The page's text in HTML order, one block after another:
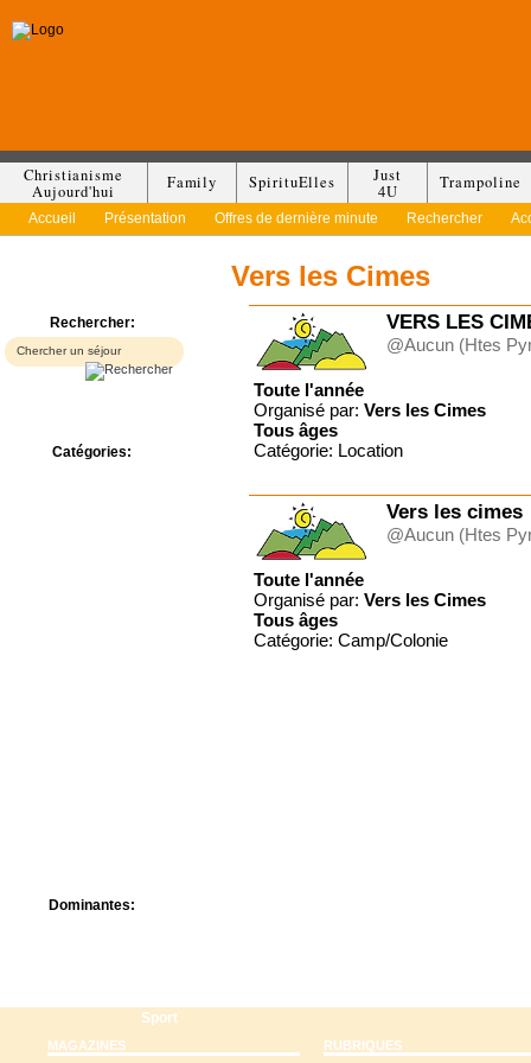
Christianisme
Aujourd'hui
Family SpirituElles
Just
4U
Trampoline
Accueil Présentation Offres de dernière minute Rechercher
Rechercher:
Catégories:
Dominantes:
Sport
Vers les Cimes
VERS LES
@Aucun (Htes
Toute l'année
Organisé par: Vers les Cimes
Tous âges
Catégorie: Location
Vers les cimes
@Aucun (Htes
Toute l'année
Organisé par: Vers les Cimes
Tous âges
Catégorie: Camp/Colonie
MAGAZINES RUBRIQUES